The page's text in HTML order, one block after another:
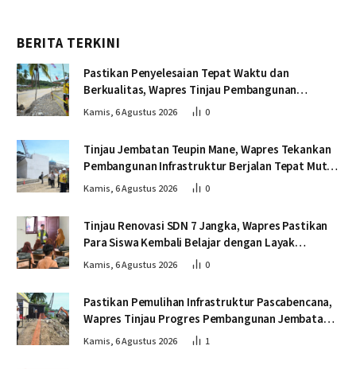
BERITA TERKINI
Pastikan Penyelesaian Tepat Waktu dan
Berkualitas, Wapres Tinjau Pembangunan
Jembatan Lumut
Kamis, 6 Agustus 2026 0
Tinjau Jembatan Teupin Mane, Wapres Tekankan
Pembangunan Infrastruktur Berjalan Tepat Mutu
dan Tepat Waktu
Kamis, 6 Agustus 2026 0
Tinjau Renovasi SDN 7 Jangka, Wapres Pastikan
Para Siswa Kembali Belajar dengan Layak
Pascabencana
Kamis, 6 Agustus 2026 0
Pastikan Pemulihan Infrastruktur Pascabencana,
Wapres Tinjau Progres Pembangunan Jembatan
Krueng Tingkeum Bireuen
Kamis, 6 Agustus 2026 1